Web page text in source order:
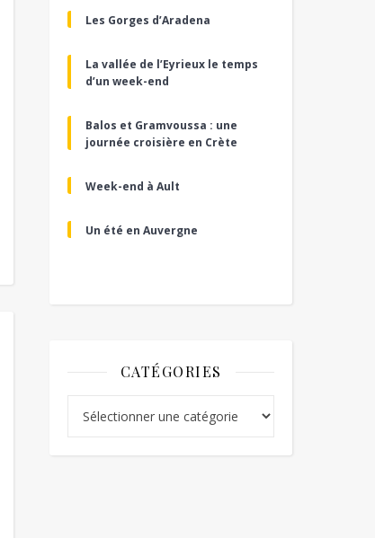
Les Gorges d’Aradena
La vallée de l’Eyrieux le temps
d’un week-end
Balos et Gramvoussa : une
journée croisière en Crète
Week-end à Ault
Un été en Auvergne
CATÉGORIES